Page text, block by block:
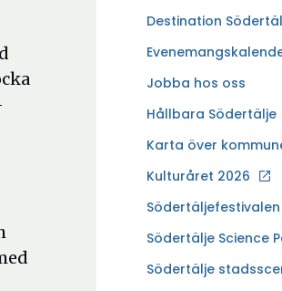
Destination
Ö
p
n
a
y
t
f
ö
Jobba hos oss
Ö
p
n
a
y
t
Hållbara Södertälje
Karta över
Kulturåret 2026
Södertäljefestivalen
Södertälje Science
Ö
p
Södertälje